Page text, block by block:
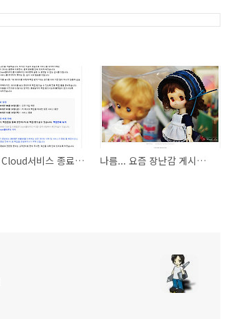
Daum Cloud서비스 종료 안내..;ㅂ; 나름... 요즘 장난감 게시판이란 곳에 정착중...